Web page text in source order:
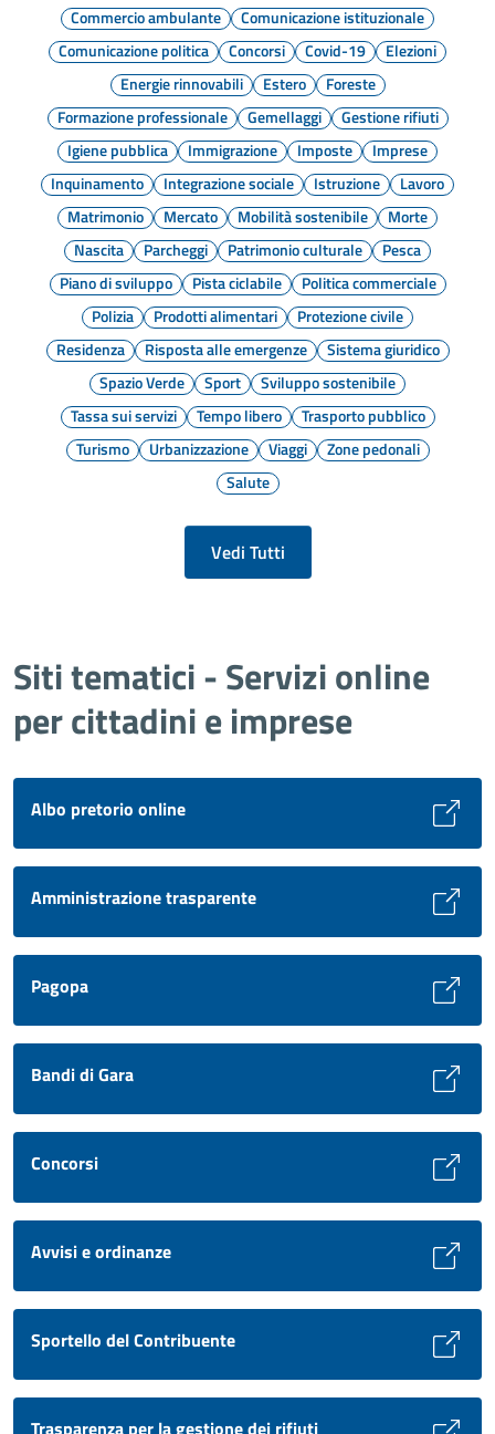
Commercio ambulante
Comunicazione istituzionale
Comunicazione politica
Concorsi Covid-19
Elezioni
Energie rinnovabili
Estero
Foreste
Formazione professionale
Gemellaggi
Gestione rifiuti
Igiene pubblica
Immigrazione Imposte
Imprese
Inquinamento
Integrazione sociale Istruzione
Lavoro
Matrimonio
Mercato Mobilità sostenibile
Morte
Nascita
Parcheggi Patrimonio culturale
Pesca
Piano di sviluppo
Pista ciclabile
Politica commerciale
Polizia
Prodotti alimentari
Protezione civile
Residenza
Risposta alle emergenze
Sistema giuridico
Spazio Verde
Sport
Sviluppo sostenibile
Tassa sui servizi
Tempo libero
Trasporto pubblico
Turismo
Urbanizzazione Viaggi
Zone pedonali
Salute
Vedi Tutti
Siti tematici - Servizi online
per cittadini e imprese
Albo pretorio online
Amministrazione trasparente
Pagopa
Bandi di Gara
Concorsi
Avvisi e ordinanze
Sportello del Contribuente
Trasparenza per la gestione dei rifiuti